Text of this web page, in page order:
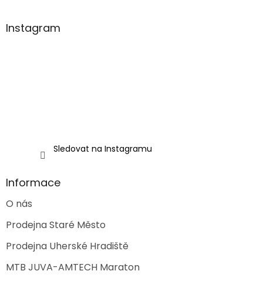
aInstagram
Sledovat na Instagramu
Informace
O nás
Prodejna Staré Město
Prodejna Uherské Hradiště
MTB JUVA-AMTECH Maraton